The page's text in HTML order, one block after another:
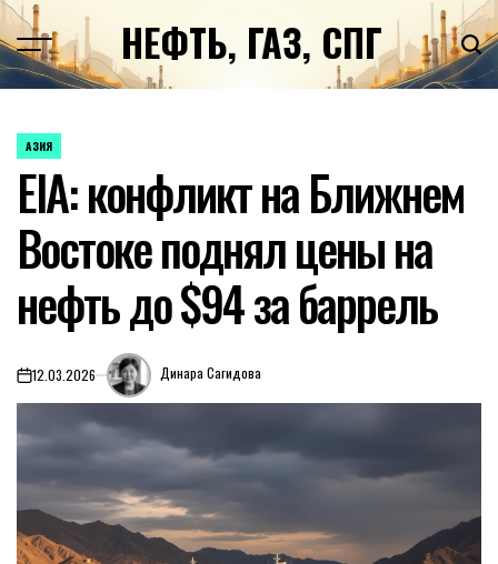
Перейти
к
содержимомуНЕФТЬ, ГАЗ, СПГ
ОПУБЛИКОВАНО
АЗИЯ
EIA: конфликт на Ближнем
Востоке поднял цены на
нефть до $94 за баррель
on12.03.2026 Динара Сагидова